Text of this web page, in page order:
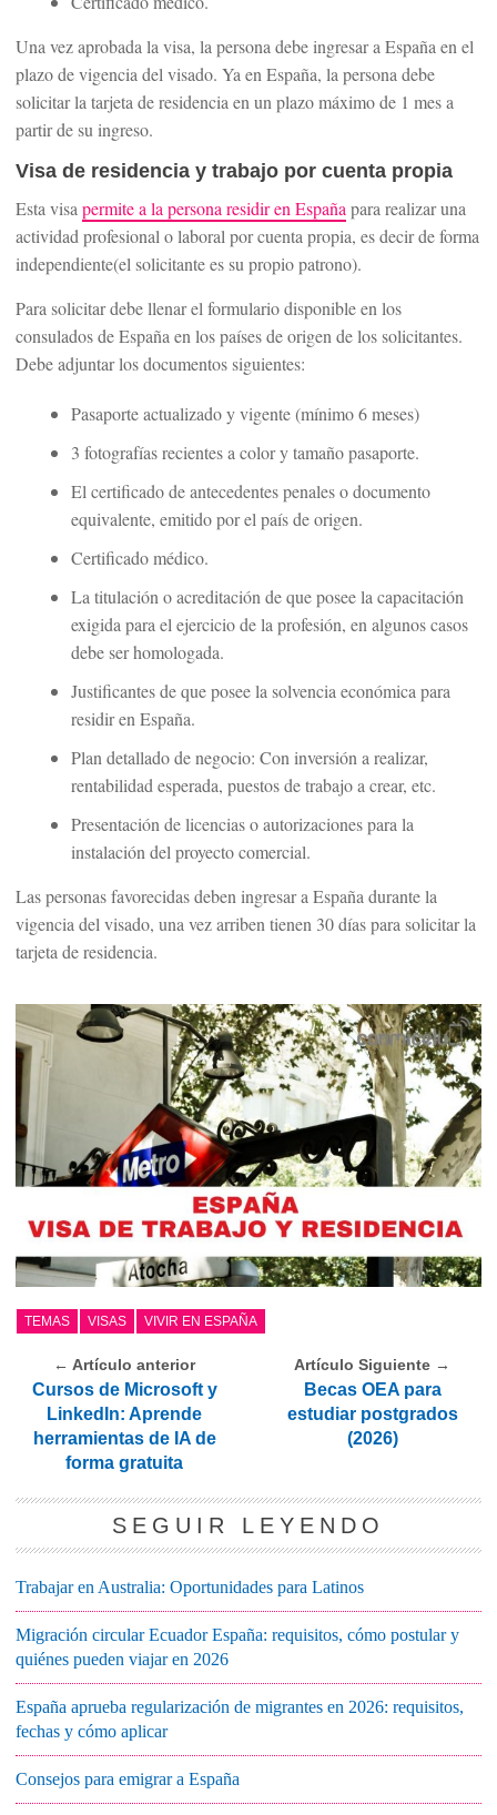
Una vez aprobada la visa, la persona debe ingresar a España en el
plazo de vigencia del visado. Ya en España, la persona debe
solicitar la tarjeta de residencia en un plazo máximo de 1 mes a
partir de su ingreso.
Visa de residencia y trabajo por cuenta propia
Esta visa permite a la persona residir en España para realizar una
actividad profesional o laboral por cuenta propia, es decir de forma
independiente(el solicitante es su propio patrono).
Para solicitar debe llenar el formulario disponible en los
consulados de España en los países de origen de los solicitantes.
Debe adjuntar los documentos siguientes:
Pasaporte actualizado y vigente (mínimo 6 meses)
3 fotografías recientes a color y tamaño pasaporte.
El certificado de antecedentes penales o documento
equivalente, emitido por el país de origen.
Certificado médico.
La titulación o acreditación de que posee la capacitación
exigida para el ejercicio de la profesión, en algunos casos
debe ser homologada.
Justificantes de que posee la solvencia económica para
residir en España.
Plan detallado de negocio: Con inversión a realizar,
rentabilidad esperada, puestos de trabajo a crear, etc.
Presentación de licencias o autorizaciones para la
instalación del proyecto comercial.
Las personas favorecidas deben ingresar a España durante la
vigencia del visado, una vez arriben tienen 30 días para solicitar la
tarjeta de residencia.
TEMAS VISAS VIVIR EN ESPAÑA
← Artículo anterior
Cursos de Microsoft y
LinkedIn: Aprende
herramientas de IA de
forma gratuita
Artículo Siguiente →
Becas OEA para
estudiar postgrados
(2026)
SEGUIR LEYENDO
Trabajar en Australia: Oportunidades para Latinos
Migración circular Ecuador España: requisitos, cómo postular y
quiénes pueden viajar en 2026
España aprueba regularización de migrantes en 2026: requisitos,
fechas y cómo aplicar
Consejos para emigrar a España